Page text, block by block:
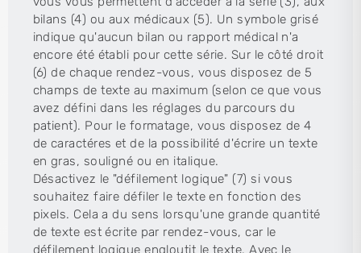
bilans (4) ou aux médicaux (5). Un symbole grisé
indique qu'aucun bilan ou rapport médical n'a
encore été établi pour cette série. Sur le côté droit
(6) de chaque rendez-vous, vous disposez de 5
champs de texte au maximum (selon ce que vous
avez défini dans les réglages du parcours du
patient). Pour le formatage, vous disposez de 4
de caractéres et de la possibilité d'écrire un texte
en gras, souligné ou en italique.
Désactivez le "défilement logique" (7) si vous
souhaitez faire défiler le texte en fonction des
pixels. Cela a du sens lorsqu'une grande quantité
de texte est écrite par rendez-vous, car le
défilement logique engloutit le texte. Avec le